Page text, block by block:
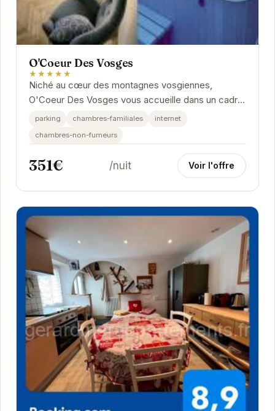
O'Coeur Des Vosges
★★★★★
Niché au cœur des montagnes vosgiennes,
O'Coeur Des Vosges vous accueille dans un cadre
chaleureux et convivial.
parking chambres-familiales
internet
chambres-non-fumeurs
351€ /nuit Voir l'offre